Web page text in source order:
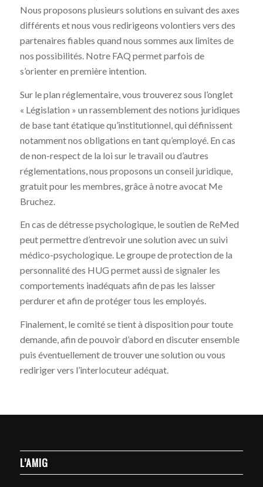
Nous proposons plusieurs solutions en suivant des axes
différents et nous vous redirigeons volontiers vers des
partenaires fiables quand nous sommes aux limites de
nos possibilités. Notre FAQ permet parfois de
s’orienter en première intention.
Sur le plan réglementaire, vous trouverez sous l’onglet
« Législation » un rassemblement des notions juridiques
de base tant étatique qu’institutionnel, qui définissent
notamment nos obligations en tant qu’employé. En cas
de non-respect de la loi sur le travail ou d’autres
réglementations, nous proposons un conseil juridique,
gratuit pour les membres, grâce à notre avocat Me
Bruchez.
En cas de détresse psychologique, le soutien de ReMed
peut permettre d’entrevoir une solution avec un suivi
médico-psychologique. Le groupe de protection de la
personnalité des HUG permet aussi de signaler les
comportements inadéquats afin de pas les laisser
perdurer et afin de protéger tous les employés.
Finalement, le comité se tient à disposition pour toute
demande, afin de pouvoir d’abord en discuter ensemble
puis éventuellement de trouver une solution ou vous
rediriger vers l’interlocuteur adéquat.
L’AMIG